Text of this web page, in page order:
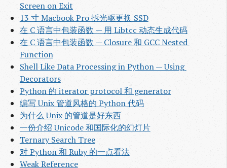
Screen on Exit
13 寸 Macbook Pro 拆光驱更换 SSD
在 C 语言中包装函数 — 用 Libtcc 动态生成代码
在 C 语言中包装函数 — Closure 和 GCC Nested
Function
Shell Like Data Processing in Python — Using
Decorators
Python 的 iterator protocol 和 generator
编写 Unix 管道风格的 Python 代码
为什么 Unix 的管道是好东西
一份介绍 Unicode 和国际化的幻灯片
Ternary Search Tree
对 Python 和 Ruby 的一点看法
Weak Reference